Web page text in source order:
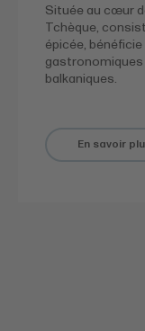
Située au cœur
Tchèque,
épicée,
gastronomiques
balkaniques.
En savoir